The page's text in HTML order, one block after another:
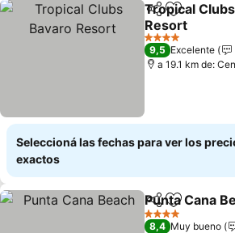
Compartir
Añadir a
Tropical
Resort
Ver precios
4 Estrellas
9,5 Excelente
a 19.1 km de:
Seleccioná las fechas para ver los
exactos
Compartir
Añadir a
Punta Cana
4 Estrellas
8,4 Muy bueno